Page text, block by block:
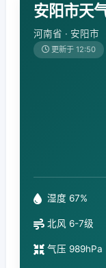
安阳市天
河南省 · 安阳市
更新于 12:50
湿度 67%
北风 6-7级
气压 989hPa